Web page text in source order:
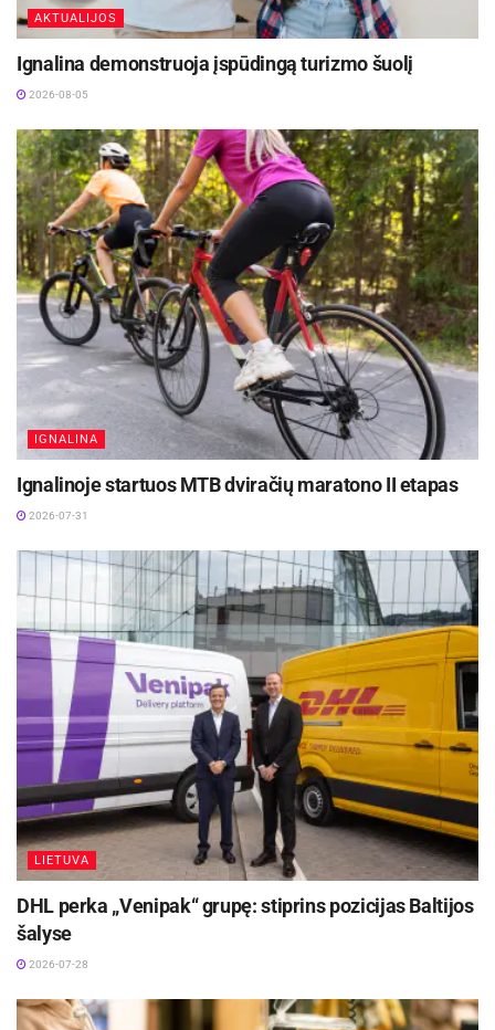
Žymos: Savivalda
AKTUALIJOS
Ignalina demonstruoja įspūdingą turizmo šuolį
2026-08-05
IGNALINA
Ignalinoje startuos MTB dviračių maratono II etapas
2026-07-31
LIETUVA
DHL perka „Venipak“ grupę: stiprins pozicijas Baltijos
šalyse
2026-07-28